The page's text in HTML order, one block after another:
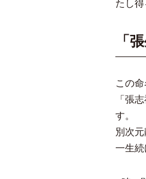
たし得
「
この
「張
す。
別次
一生続